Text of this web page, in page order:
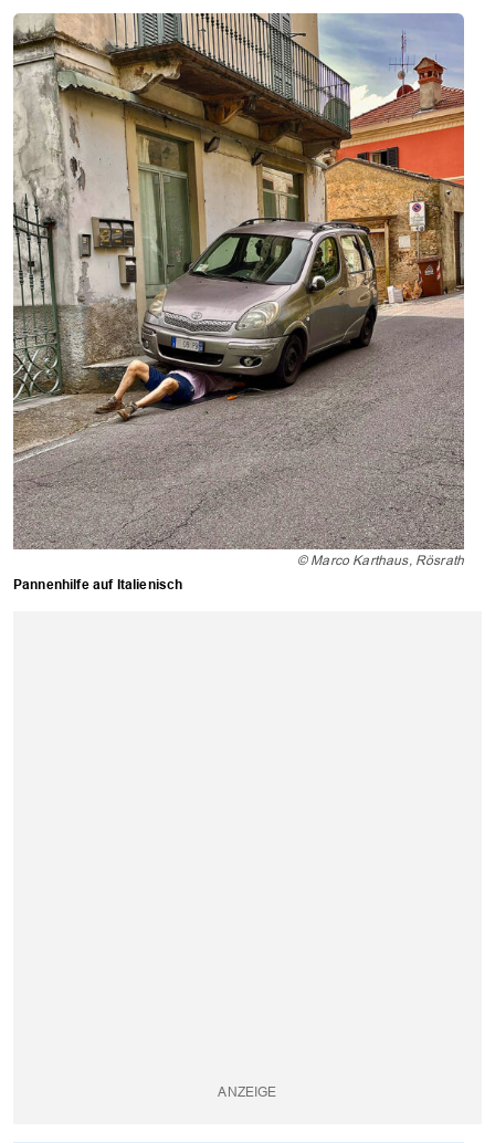
© Marco Karthaus, Rösrath
Pannenhilfe auf Italienisch